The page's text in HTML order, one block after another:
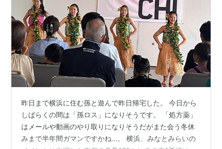
昨日まで横浜に住む孫と遊んで昨日帰宅した。 今日から
しばらくの間は「孫ロス」になりそうです。 「処方薬」
はメールや動画のやり取りになりそうだがまた会う冬休
みまで半年間ガマンですかね...。 横浜、みなとみらいの